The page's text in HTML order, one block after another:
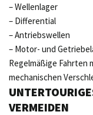
– Wellenlager
– Differential
– Antriebswellen
– Motor- und
Regelmäßige Fahrten
mechanischen
VERMEIDEN